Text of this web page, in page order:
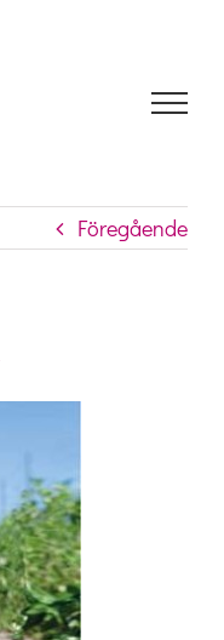
Föregående